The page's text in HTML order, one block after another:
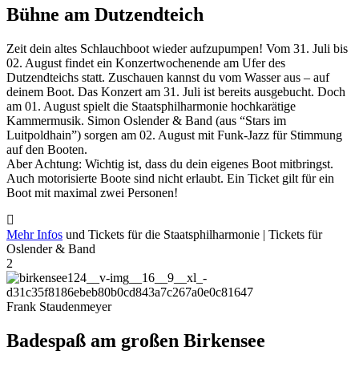
Bühne am Dutzendteich
Zeit dein altes Schlauchboot wieder aufzupumpen! Vom 31. Juli bis
02. August findet ein Konzertwochenende am Ufer des
Dutzendteichs statt. Zuschauen kannst du vom Wasser aus – auf
deinem Boot. Das Konzert am 31. Juli ist bereits ausgebucht. Doch
am 01. August spielt die Staatsphilharmonie hochkarätige
Kammermusik. Simon Oslender & Band (aus “Stars im
Luitpoldhain”) sorgen am 02. August mit Funk-Jazz für Stimmung
auf den Booten.
Aber Achtung: Wichtig ist, dass du dein eigenes Boot mitbringst.
Auch motorisierte Boote sind nicht erlaubt. Ein Ticket gilt für ein
Boot mit maximal zwei Personen!
Mehr Infos und Tickets für die Staatsphilharmonie | Tickets für
Oslender & Band
2
Frank Staudenmeyer
Badespaß am großen Birkensee